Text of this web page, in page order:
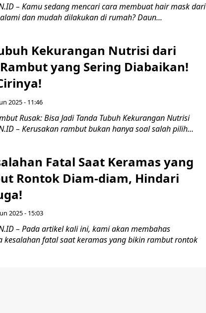
– Kamu sedang mencari cara membuat hair mask dari
dan mudah dilakukan di rumah? Daun...
Kekurangan Nutrisi dari
yang Sering Diabaikan!
2025 - 11:46
Rusak: Bisa Jadi Tanda Tubuh Kekurangan Nutrisi
– Kerusakan rambut bukan hanya soal salah pilih...
Fatal Saat Keramas yang
Rontok Diam-diam, Hindari
2025 - 15:03
– Pada artikel kali ini, kami akan membahas
kesalahan fatal saat keramas yang bikin rambut rontok